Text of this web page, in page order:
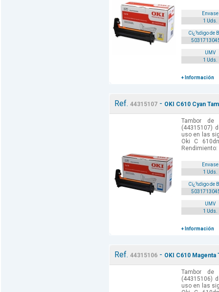
Envase
1 Uds.
Cï¿½digo de
UMV
1 Uds.
+ Información
Ref. 44315107- OKI C610 Cyan
Tambor de
(44315107)
uso en las
Oki C
Envase
1 Uds.
Cï¿½digo de
UMV
1 Uds.
+ Información
Ref. 44315106- OKI C610
Tambor de
(44315106)
uso en las